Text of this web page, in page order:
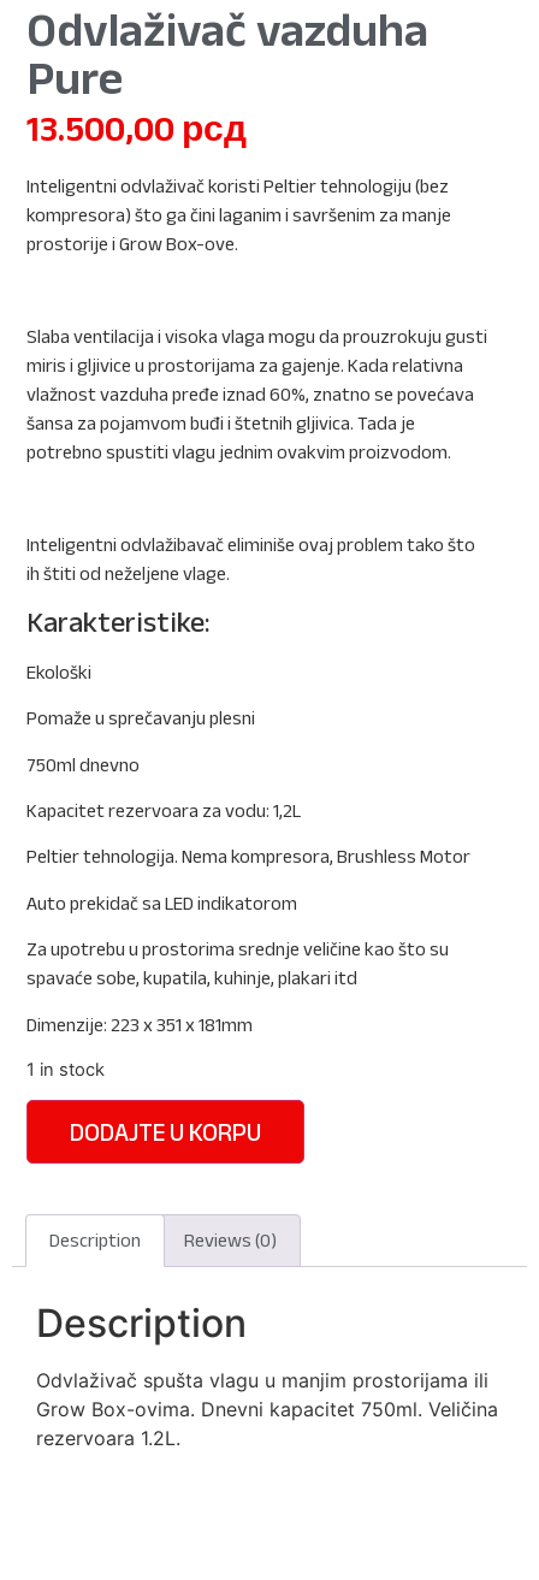
Odvlaživač vazduha
Pure
13.500,00 рсд
Inteligentni odvlaživač koristi Peltier tehnologiju (bez
kompresora) što ga čini laganim i savršenim za manje
prostorije i Grow Box-ove.
Slaba ventilacija i visoka vlaga mogu da prouzrokuju gusti
miris i gljivice u prostorijama za gajenje. Kada relativna
vlažnost vazduha pređe iznad 60%, znatno se povećava
šansa za pojamvom buđi i štetnih gljivica. Tada je
potrebno spustiti vlagu jednim ovakvim proizvodom.
Inteligentni odvlažibavač eliminiše ovaj problem tako što
ih štiti od neželjene vlage.
Karakteristike:
Ekološki
Pomaže u sprečavanju plesni
750ml dnevno
Kapacitet rezervoara za vodu: 1,2L
Peltier tehnologija. Nema kompresora, Brushless Motor
Auto prekidač sa LED indikatorom
Za upotrebu u prostorima srednje veličine kao što su
spavaće sobe, kupatila, kuhinje, plakari itd
Dimenzije: 223 x 351 x 181mm
1 in stock
DODAJTE U KORPU
Description Reviews (0)
Description
Odvlaživač spušta vlagu u manjim prostorijama ili
Grow Box-ovima. Dnevni kapacitet 750ml. Veličina
rezervoara 1.2L.